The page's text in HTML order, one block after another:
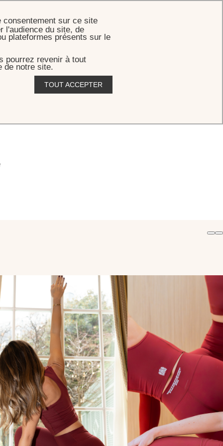
sur ce site
l'audience du site, de
plateformes présents sur le
pourrez revenir à tout
de notre site.
TOUT ACCEPTER